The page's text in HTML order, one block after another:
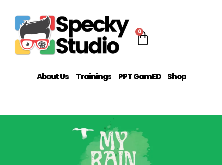
About Us Trainings PPT GamED Shop
0